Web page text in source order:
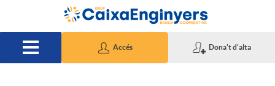
Salta al contingut principal
Accés Dona't d'alta